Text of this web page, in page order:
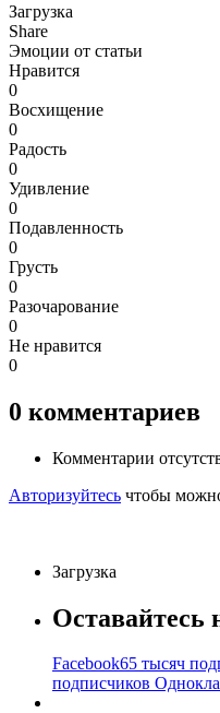
Загрузка
Share
Эмоции от статьи
Нравится
0
Восхищение
0
Радость
0
Удивление
0
Подавленность
0
Грусть
0
Разочарование
0
Не нравится
0
0 комментариев
Комментарии
Авторизуйтесь чтобы
Загрузка
Оставайтесь
Facebook65 тысяч
подписчиков